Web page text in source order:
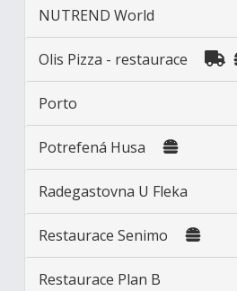
NUTREND World
Olis Pizza - restaurace
Porto
Potrefená Husa
Radegastovna U Fleka
Restaurace Senimo
Restaurace Plan B